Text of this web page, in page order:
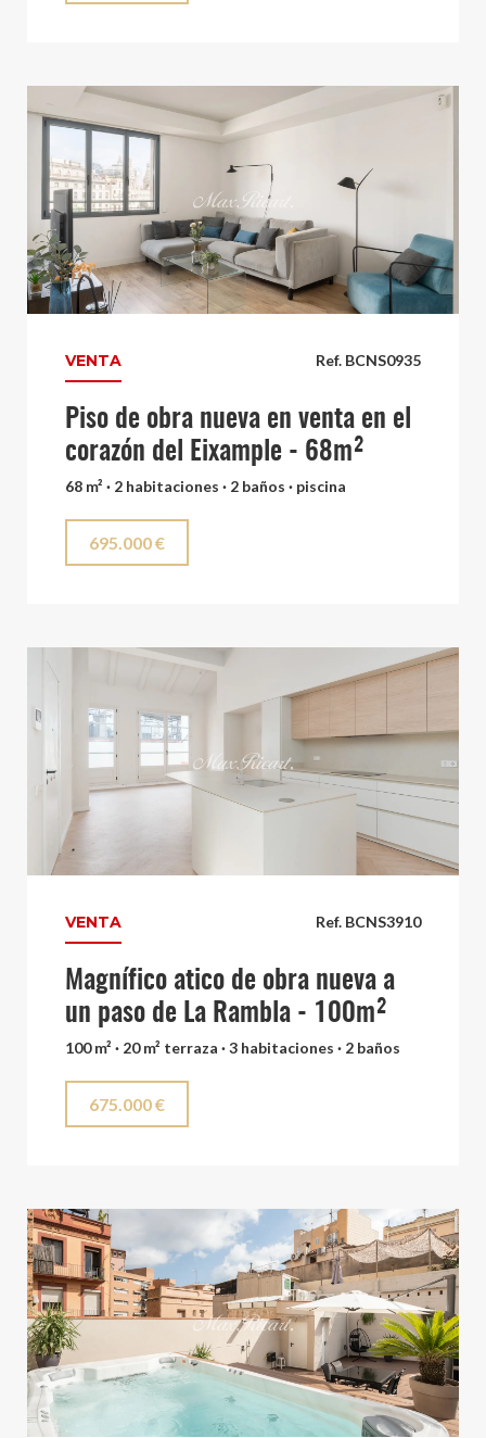
Ref. BCNS0935
VENTA
Piso de obra nueva en venta en el
corazón del Eixample - 68m²
68 m² · 2 habitaciones · 2 baños · piscina
695.000 €
Ref. BCNS3910
VENTA
Magnífico atico de obra nueva a
un paso de La Rambla - 100m²
100 m² · 20 m² terraza · 3 habitaciones · 2 baños
675.000 €